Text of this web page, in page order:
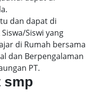
dan dapat di
Siswi yang
di Rumah bersama
dan Berpengalaman
PT.
smp